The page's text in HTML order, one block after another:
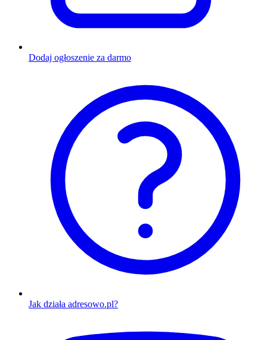
Dodaj ogłoszenie za darmo
Jak działa adresowo.pl?